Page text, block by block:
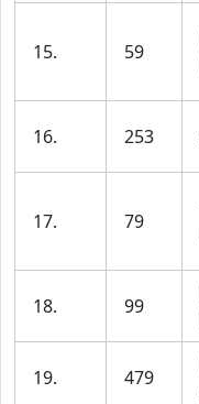
15. 59
16. 253
17. 79
18. 99
19. 479